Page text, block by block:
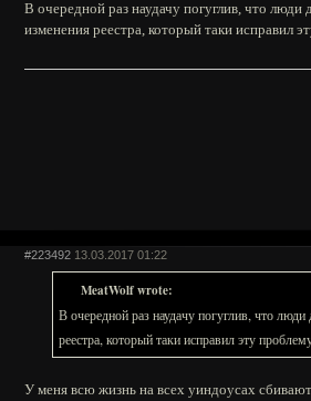
В очередной раз наудачу погуглив, что
изменения реестра, который таки исправил
#223492 13.03.2017 01:22
MeatWolf wrote:
В очередной раз наудачу погуглив, что
реестра, который таки исправил эту
У меня всю жизнь на всех уиндоусах